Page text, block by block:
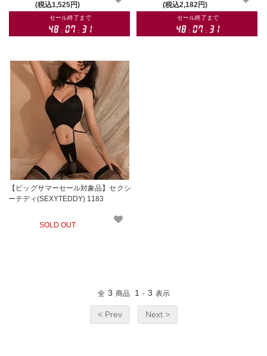
(税込1,525円)
(税込2,182円)
【ビッグサマーセール対象品】セクシ
ーテディ(SEXYTEDDY) 1183
SOLD OUT
全 3 商品 1 - 3 表示
< Prev Next >